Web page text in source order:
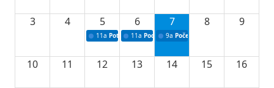
3 4 5
11a Potpisivanje ugovora o stipendijama za
6
11a Podrška razvoju vodne infrastrukture u
7
9a Početak izgradnje nove
8 9
10 11 12 13 14 15 16